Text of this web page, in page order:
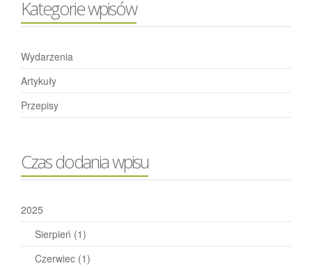
Kategorie wpisów
Wydarzenia
Artykuły
Przepisy
Czas dodania wpisu
2025
Sierpień (1)
Czerwiec (1)